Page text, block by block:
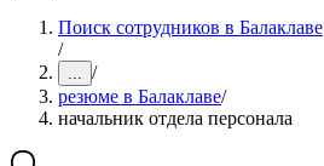
Поиск сотрудников в Балаклаве
/
... /
резюме в Балаклаве/
начальник отдела персонала